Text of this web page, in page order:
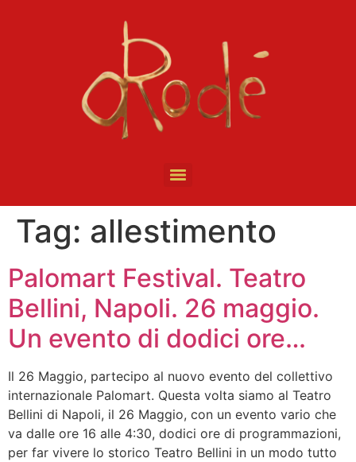
Tag: allestimento
Palomart Festival. Teatro
Bellini, Napoli. 26 maggio.
Un evento di dodici ore…
Il 26 Maggio, partecipo al nuovo evento del collettivo
internazionale Palomart. Questa volta siamo al Teatro
Bellini di Napoli, il 26 Maggio, con un evento vario che
va dalle ore 16 alle 4:30, dodici ore di programmazioni,
per far vivere lo storico Teatro Bellini in un modo tutto